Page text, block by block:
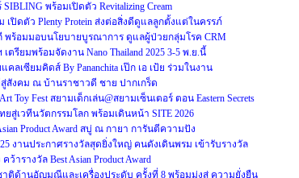
พร้อมเปิดตัว Revitalizing Cream
ปิดตัว Plenty Protein ส่งต่อสิ่งดีดูแลลูกตั้งแต่ในครรภ์
พร้อมมอบนโยบายบูรณาการ ดูแลผู้ป่วยกลุ่มโรค CRM
รียมพร้อมจัดงาน Nano Thailand 2025 3-5 พ.ย.นี้
เซียมคิดส์ By Pananchita เป๊ก เอ เป้ย ร่วมในงาน
สังคม ณ บ้านราชาวดี ชาย ปากเกร็ด
Toy Fest สยามเด็กเล่น@สยามเซ็นเตอร์ ตอน Eastern Secrets
ยสู่เวทีนวัตกรรมโลก พร้อมเดินหน้า SITE 2026
Product Award สบู่ ณ กายา การันตีความปัง
งานประกาศรางวัลสุดยิ่งใหญ่ คนดังเดินพรม เข้ารับรางวัล
ารางวัล Best Asian Product Award
ติด้านอัญมณีและเครื่องประดับ ครั้งที่ 8 พร้อมมุ่งสู่ ความยั่งยืน